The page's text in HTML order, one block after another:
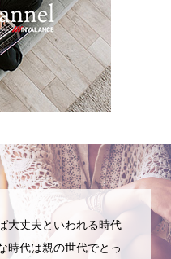
大丈夫といわれる時代
時代は親の世代でとっ